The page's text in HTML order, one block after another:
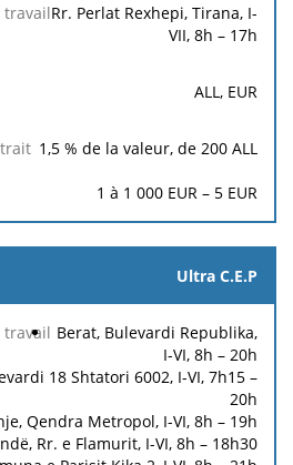
FraisRr. Perlat Rexhepi, Tirana, I-
VII, 8h – 17h
ALL, EUR
1,5 % de la valeur, de 200 ALL
1 à 1 000 EUR – 5 EUR
Ultra C.E.P
Berat, Bulevardi Republika,
I-VI, 8h – 20h
18 Shtatori 6002, I-VI, 7h15 –
20h
Qendra Metropol, I-VI, 8h – 19h
Rr. e Flamurit, I-VI, 8h – 18h30